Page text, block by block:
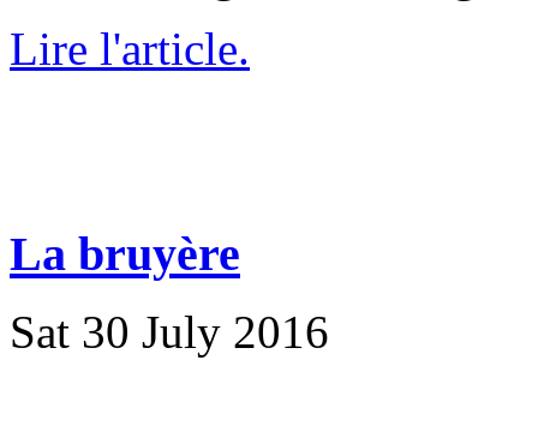
Lire l'article.
La bruyère
Sat 30 July 2016